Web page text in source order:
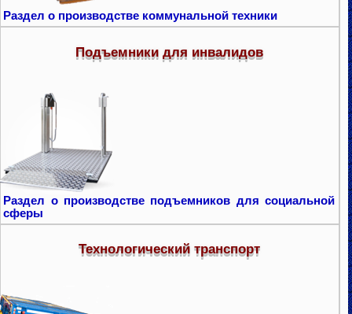
Раздел о производстве коммунальной техники
Подъемники для инвалидов
Раздел о производстве подъемников для социальной
сферы
Технологический транспорт